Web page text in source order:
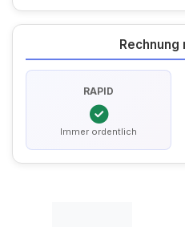
Rechnung
RAPID
Immer ordentlich